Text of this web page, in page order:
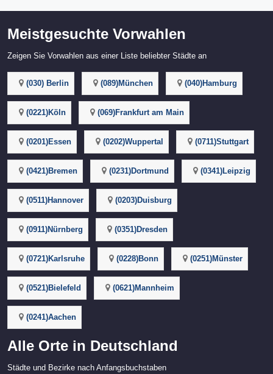
Meistgesuchte Vorwahlen
Zeigen Sie Vorwahlen aus einer Liste beliebter Städte an
(030) Berlin (089)München (040)Hamburg
(0221)Köln (069)Frankfurt am Main
(0201)Essen (0202)Wuppertal (0711)Stuttgart
(0421)Bremen (0231)Dortmund (0341)Leipzig
(0511)Hannover (0203)Duisburg
(0911)Nürnberg (0351)Dresden
(0721)Karlsruhe (0228)Bonn (0251)Münster
(0521)Bielefeld (0621)Mannheim
(0241)Aachen
Alle Orte in Deutschland
Städte und Bezirke nach Anfangsbuchstaben